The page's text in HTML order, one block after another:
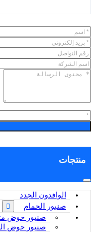
منتجات
الوافدون الجدد
صنبور الحمام
صنبور حوض
صنبور حوض